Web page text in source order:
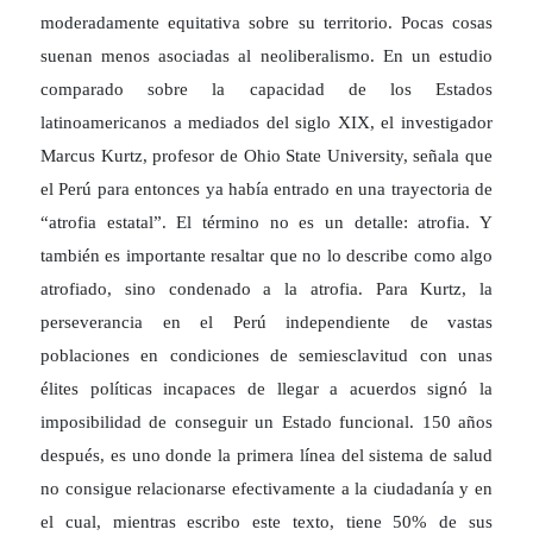
moderadamente equitativa sobre su territorio. Pocas cosas
suenan menos asociadas al neoliberalismo. En un estudio
comparado sobre la capacidad de los Estados
latinoamericanos a mediados del siglo XIX, el investigador
Marcus Kurtz, profesor de Ohio State University, señala que
el Perú para entonces ya había entrado en una trayectoria de
“atrofia estatal”. El término no es un detalle: atrofia. Y
también es importante resaltar que no lo describe como algo
atrofiado, sino condenado a la atrofia. Para Kurtz, la
perseverancia en el Perú independiente de vastas
poblaciones en condiciones de semiesclavitud con unas
élites políticas incapaces de llegar a acuerdos signó la
imposibilidad de conseguir un Estado funcional. 150 años
después, es uno donde la primera línea del sistema de salud
no consigue relacionarse efectivamente a la ciudadanía y en
el cual, mientras escribo este texto, tiene 50% de sus